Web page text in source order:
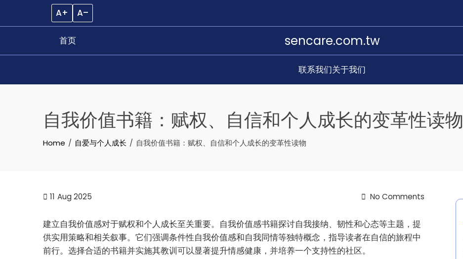
A+ A–
首页 sencare.com.tw
联系我们关于我们
自我价值书籍：赋权、自信和个人成长的变革性读物
Home 自爱与个人成长 自我价值书籍：赋权、自信和个人成长的变革性读物
11 Aug 2025 No Comments
建立自我价值感对于赋权和个人成长至关重要。自我价值感书籍探讨自我接纳、韧性和心态等主题，提
供实用策略和相关叙事。它们强调条件性自我价值感和自我同情等独特概念，指导读者在自信的旅程中
前行。选择合适的书籍并实施其教训可以显著提升情感健康，并培养一个支持性的社区。